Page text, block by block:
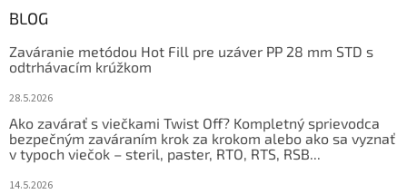
BLOG
Zaváranie metódou Hot Fill pre uzáver PP 28 mm STD s
odtrhávacím krúžkom
28.5.2026
Ako zavárať s viečkami Twist Off? Kompletný sprievodca
bezpečným zaváraním krok za krokom alebo ako sa vyznať
v typoch viečok – steril, paster, RTO, RTS, RSB...
14.5.2026